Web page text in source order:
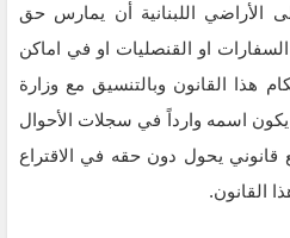
الأراضي اللبنانية أن يمارس حق
السفارات او القنصليات او في اماكن
هذا القانون وبالتنسيق مع وزارة
اسمه وارداً في سجلات الأحوال
قانوني يحول دون حقه في الاقتراع
القانون.